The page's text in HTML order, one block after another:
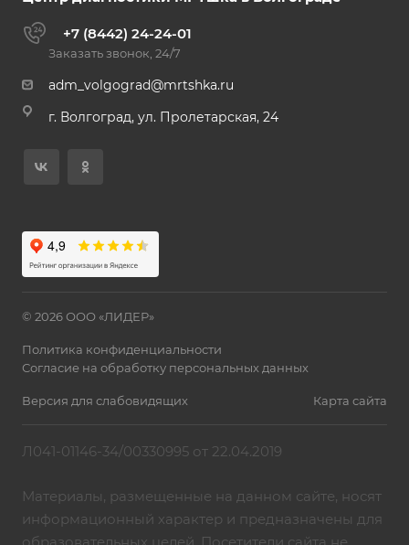
+7 (8442) 24-24-01
Заказать звонок, 24/7
adm_volgograd@mrtshka.ru
г. Волгоград, ул. Пролетарская, 24
© 2026 ООО «ЛИДЕР»
Политика конфиденциальности
Согласие на обработку персональных данных
Версия для слабовидящих Карта сайта
Л041-01146-34/00330995 от 22.04.2019
Материалы, размещенные на данном сайте, носят
информационный характер и предназначены для